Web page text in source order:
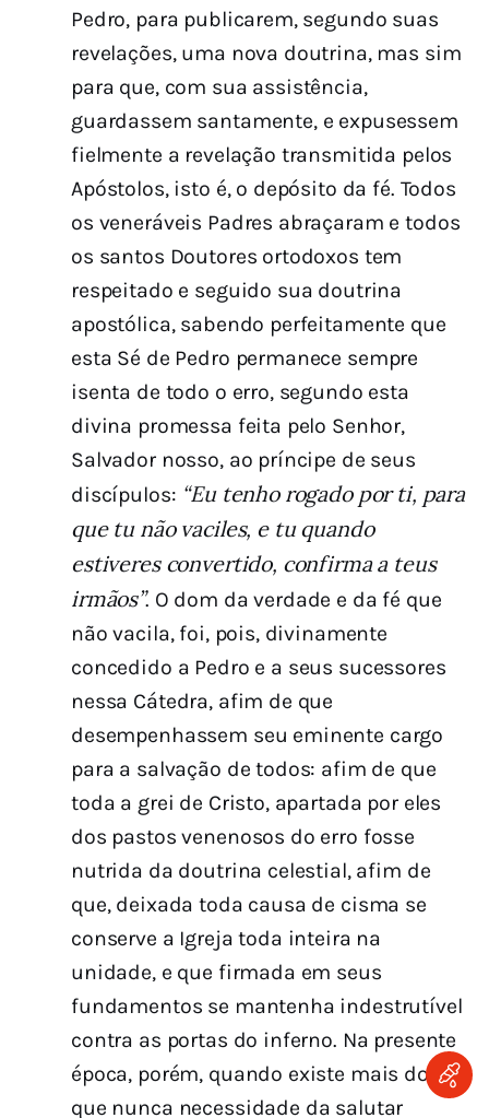
Pedro, para publicarem, segundo suas
revelações, uma nova doutrina, mas sim
para que, com sua assistência,
guardassem santamente, e expusessem
fielmente a revelação transmitida pelos
Apóstolos, isto é, o depósito da fé. Todos
os veneráveis Padres abraçaram e todos
os santos Doutores ortodoxos tem
respeitado e seguido sua doutrina
apostólica, sabendo perfeitamente que
esta Sé de Pedro permanece sempre
isenta de todo o erro, segundo esta
divina promessa feita pelo Senhor,
Salvador nosso, ao príncipe de seus
discípulos: “Eu tenho rogado por ti, para
que tu não vaciles, e tu quando
estiveres convertido, confirma a teus
irmãos”. O dom da verdade e da fé que
não vacila, foi, pois, divinamente
concedido a Pedro e a seus sucessores
nessa Cátedra, afim de que
desempenhassem seu eminente cargo
para a salvação de todos: afim de que
toda a grei de Cristo, apartada por eles
dos pastos venenosos do erro fosse
nutrida da doutrina celestial, afim de
que, deixada toda causa de cisma se
conserve a Igreja toda inteira na
unidade, e que firmada em seus
fundamentos se mantenha indestrutível
contra as portas do inferno. Na presente
época, porém, quando existe mais do
que nunca necessidade da salutar